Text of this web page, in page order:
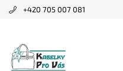
+420 705 007 081